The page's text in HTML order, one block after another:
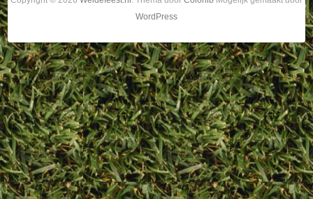
WordPress